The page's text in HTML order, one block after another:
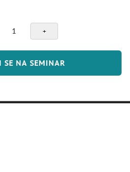
Bolovanja
za SE NA SEMINAR